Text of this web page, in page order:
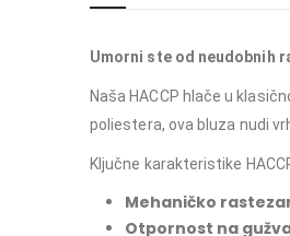
Umorni ste od neudobnih
Naša HACCP hlače u
poliestera, ova bluza nudi
Ključne karakteristike
Mehaničko
Otpornost na